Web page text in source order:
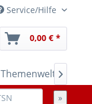
Service/Hilfe
0,00 € *
Themenwelten

»